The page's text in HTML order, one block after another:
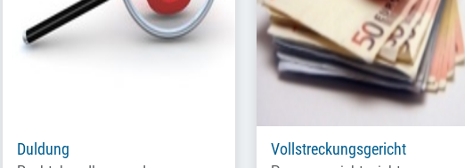
Duldung Vollstreckungsgericht